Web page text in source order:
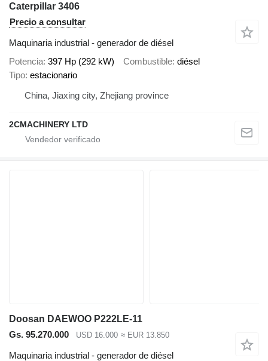
Caterpillar 3406
Precio a consultar
Maquinaria industrial - generador de diésel
Potencia 397 Hp (292 kW) Combustible diésel
Tipo estacionario
China, Jiaxing city, Zhejiang province
2CMACHINERY LTD
Doosan DAEWOO P222LE-11
Gs. 95.270.000
USD 16.000 ≈ EUR 13.850
Maquinaria industrial - generador de diésel